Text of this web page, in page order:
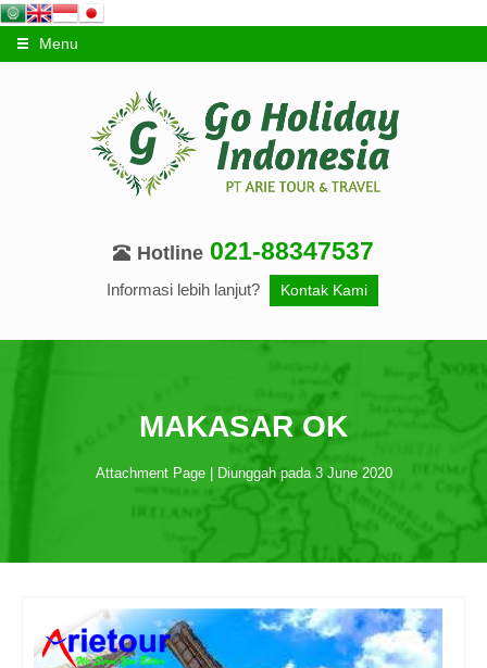
Menu
Hotline 021-88347537
Informasi lebih lanjut? Kontak Kami
MAKASAR OK
Attachment Page | Diunggah pada 3 June 2020